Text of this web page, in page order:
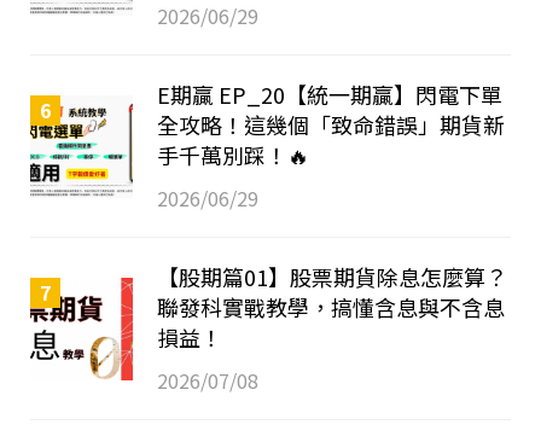
2026/06/29
6
E期贏 EP_20【統一期贏】閃電下單
全攻略！這幾個「致命錯誤」期貨新
手千萬別踩！🔥
2026/06/29
7
【股期篇01】股票期貨除息怎麼算？
聯發科實戰教學，搞懂含息與不含息
損益！
2026/07/08